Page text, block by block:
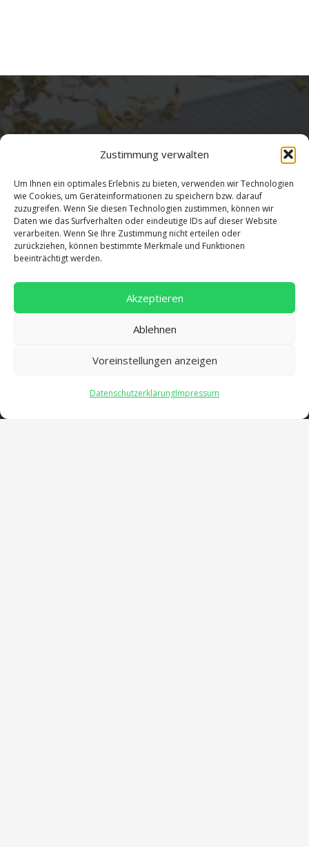
Zustimmung verwalten
Um Ihnen ein optimales Erlebnis zu bieten, verwenden wir Technologien
wie Cookies, um Geräteinformationen zu speichern bzw. darauf
zuzugreifen. Wenn Sie diesen Technologien zustimmen, können wir
Daten wie das Surfverhalten oder eindeutige IDs auf dieser Website
verarbeiten. Wenn Sie Ihre Zustimmung nicht erteilen oder
zurückziehen, können bestimmte Merkmale und Funktionen
beeinträchtigt werden.
Akzeptieren
Ablehnen
Voreinstellungen anzeigen
DatenschutzerklärungImpressum
Adresse
02632/96560